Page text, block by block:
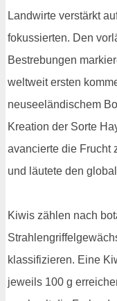
Landwirte verstärkt
fokussierten. Den
Bestrebungen
weltweit ersten
neuseeländischem
Kreation der Sorte
avancierte die Frucht
und läutete den
Kiwis zählen nach
klassifizieren. Eine
jeweils 100 g